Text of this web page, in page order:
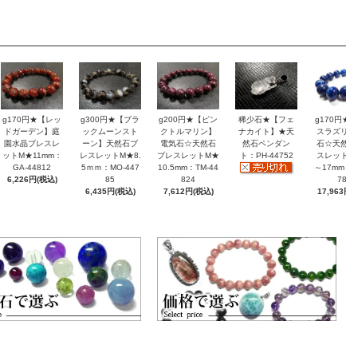
g170円★【レッ
ドガーデン】庭
園水晶ブレスレ
ットM★11mm：
GA-44812
6,226円(税込)
g300円★【ブラ
ックムーンスト
ーン】天然石ブ
レスレットM★8.
5ｍｍ：MO-447
85
6,435円(税込)
g200円★【ピン
クトルマリン】
電気石☆天然石
ブレスレットM★
10.5mm：TM-44
824
7,612円(税込)
稀少石★【フェ
ナカイト】★天
然石ペンダン
ト：PH-44752
g170円
スラズ
石☆天
スレッ
～
17,963